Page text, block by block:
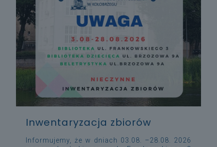
Inwentaryzacja zbiorów
Informujemy, że w dniach 03.08. –28.08. 2026